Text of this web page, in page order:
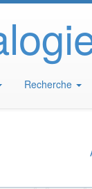
Recherche